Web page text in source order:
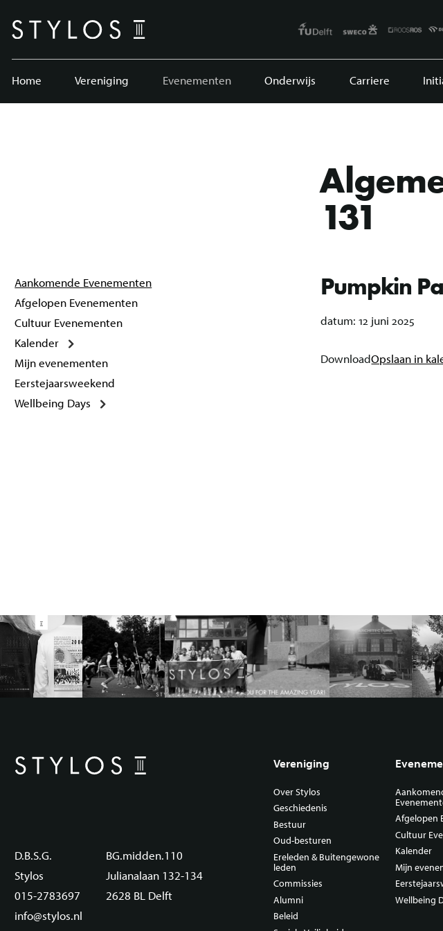
Home Vereniging Evenementen Onderwijs Carriere
131
Aankomende Evenementen
Afgelopen Evenementen
Cultuur Evenementen
Kalender
Mijn evenementen
Eerstejaarsweekend
Wellbeing Days
Pumpkin
datum:12 juni 2025
DownloadOpslaan in
D.B.S.G.
Stylos
015-2783697
info@stylos.nl
BG.midden.110
Julianalaan 132-134
2628 BL Delft
Vereniging
Over Stylos
Geschiedenis
Bestuur
Oud-besturen
Ereleden & Buitengewone
leden
Commissies
Alumni
Beleid
Afgelopen
Cultuur
Kalender
Mijn
Wellbeing